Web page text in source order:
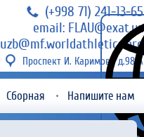
(+998 71) 241-13-65
email: FLAU@exat.uz
uzb@mf.worldathletics.org
Проспект И. Каримова д.98 А
Сборная Напишите нам